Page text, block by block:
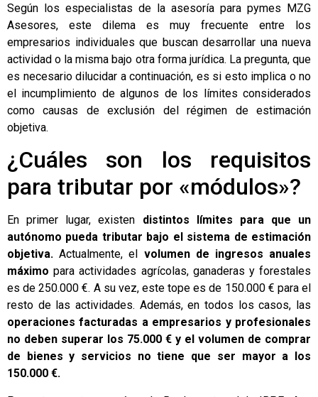
Según los especialistas de la asesoría para pymes MZG
Asesores, este dilema es muy frecuente entre los
empresarios individuales que buscan desarrollar una nueva
actividad o la misma bajo otra forma jurídica. La pregunta, que
es necesario dilucidar a continuación, es si esto implica o no
el incumplimiento de algunos de los límites considerados
como causas de exclusión del régimen de estimación
objetiva.
¿Cuáles son los requisitos
para tributar por «módulos»?
En primer lugar, existen distintos límites para que un
autónomo pueda tributar bajo el sistema de estimación
objetiva. Actualmente, el volumen de ingresos anuales
máximo para actividades agrícolas, ganaderas y forestales
es de 250.000 €. A su vez, este tope es de 150.000 € para el
resto de las actividades. Además, en todos los casos, las
operaciones facturadas a empresarios y profesionales
no deben superar los 75.000 € y el volumen de comprar
de bienes y servicios no tiene que ser mayor a los
150.000 €.